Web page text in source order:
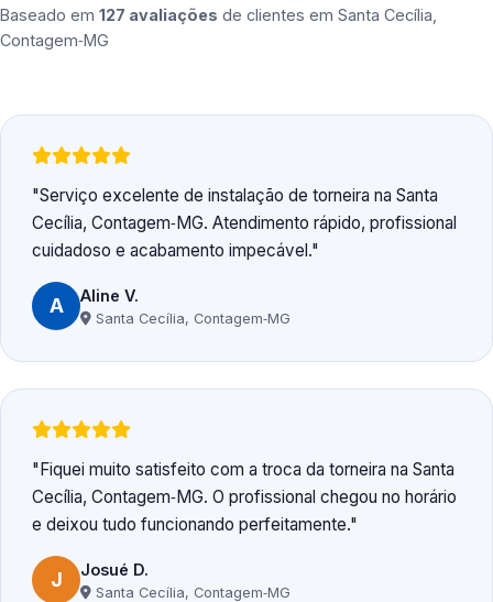
Baseado em 127 avaliações de clientes em Santa Cecília,
Contagem‑MG
Serviço excelente de instalação de torneira na Santa
Cecília, Contagem‑MG. Atendimento rápido, profissional
cuidadoso e acabamento impecável.
A Aline V.
Santa Cecília, Contagem‑MG
Fiquei muito satisfeito com a troca da torneira na Santa
Cecília, Contagem‑MG. O profissional chegou no horário
e deixou tudo funcionando perfeitamente.
J Josué D.
Santa Cecília, Contagem‑MG